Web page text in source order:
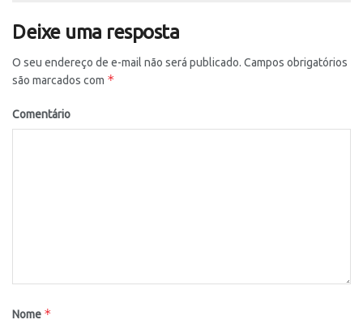
Deixe uma resposta
O seu endereço de e-mail não será publicado. Campos obrigatórios
são marcados com *
Comentário
Nome *